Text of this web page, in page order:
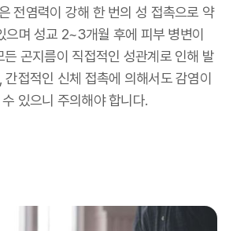
전염력이 강해 한 번의 성 접촉으로 약
으며 성교 2~3개월 후에 피부 병변이
든 곤지름이 직접적인 성관계로 인해 발
, 간접적인 신체 접촉에 의해서도 감염이
있으니 주의해야 합니다.